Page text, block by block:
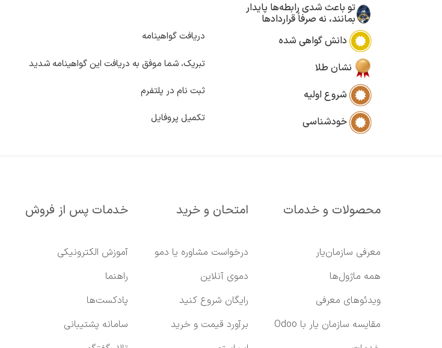
تو باعث شدی رابطه‌ها پایدار
بمانند، نه صرفاً قراردادها
دانش گواهی شده دریافت گواهینامه
نشان طلا تبریک، شما موفق به دریافت این گواهینامه شدید
شروع اولیه ثبت نام در پلتفرم
خودشناسی تکمیل پروفایل
محصولات و خدمات
معرفی سازمان‌یار
همه ماژول‌ها
ویدئوهای معرفی
مقایسه سازمان یار با Odoo
امتحان و خرید
درخواست مشاوره یا دمو
دموی آنلاین
رایگان شروع کنید
برآورد قیمت و خرید
خدمات پس از فروش
آموزش الکترونیکی
راهنما
پادکست‌ها
سامانه پشتیبانی